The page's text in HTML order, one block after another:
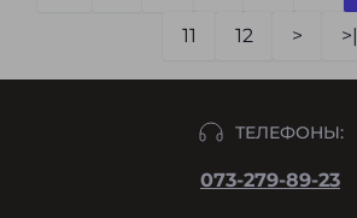
11 12 > >|
ТЕЛЕФОНЫ:
073-279-89-23